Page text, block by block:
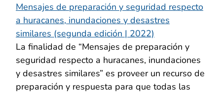
Mensajes de preparación y seguridad respecto
a huracanes, inundaciones y desastres
similares (segunda edición | 2022)
La finalidad de “Mensajes de preparación y
seguridad respecto a huracanes, inundaciones
y desastres similares” es proveer un recurso de
preparación y respuesta para que todas las